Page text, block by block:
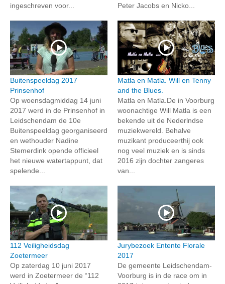
ingeschreven voor...
Peter Jacobs en Nicko...
Buitenspeeldag 2017
Prinsenhof
Op woensdagmiddag 14 juni
2017 werd in de Prinsenhof in
Leidschendam de 10e
Buitenspeeldag georganiseerd
en wethouder Nadine
Stemerdink opende officieel
het nieuwe watertappunt, dat
spelende...
Matla en Matla. Will en Tenny
and the Blues.
Matla en Matla.De in Voorburg
woonachtige Will Matla is een
bekende uit de Nederlndse
muziekwereld. Behalve
muzikant produceerthij ook
nog veel muziek en is sinds
2016 zijn dochter zangeres
van...
112 Veiligheidsdag
Zoetermeer
Op zaterdag 10 juni 2017
werd in Zoetermeer de “112
Jurybezoek Entente Florale
2017
De gemeente Leidschendam-
Voorburg is in de race om in